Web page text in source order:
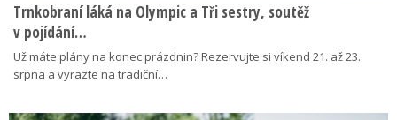
Trnkobraní láká na Olympic a Tři sestry, soutěž
v pojídání…
Už máte plány na konec prázdnin? Rezervujte si víkend 21. až 23.
srpna a vyrazte na tradiční…